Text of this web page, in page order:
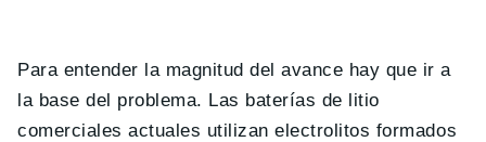
Para entender la magnitud del avance hay que ir a
la base del problema. Las baterías de litio
comerciales actuales utilizan electrolitos formados